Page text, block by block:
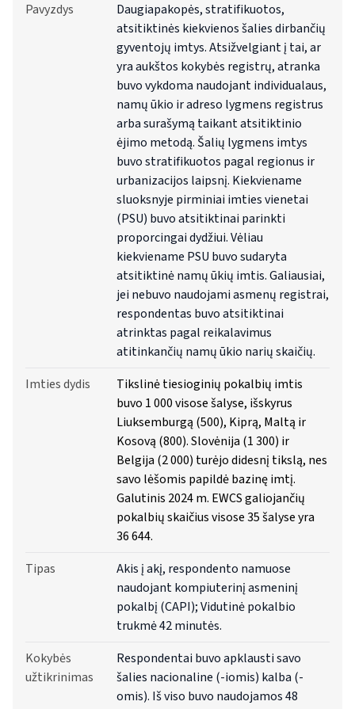
Pavyzdys
Daugiapakopės, stratifikuotos,
atsitiktinės kiekvienos šalies dirbančių
gyventojų imtys. Atsižvelgiant į tai, ar
yra aukštos kokybės registrų, atranka
buvo vykdoma naudojant individualaus,
namų ūkio ir adreso lygmens registrus
arba surašymą taikant atsitiktinio
ėjimo metodą. Šalių lygmens imtys
buvo stratifikuotos pagal regionus ir
urbanizacijos laipsnį. Kiekviename
sluoksnyje pirminiai imties vienetai
(PSU) buvo atsitiktinai parinkti
proporcingai dydžiui. Vėliau
kiekviename PSU buvo sudaryta
atsitiktinė namų ūkių imtis. Galiausiai,
jei nebuvo naudojami asmenų registrai,
respondentas buvo atsitiktinai
atrinktas pagal reikalavimus
atitinkančių namų ūkio narių skaičių.
Imties dydis
Tikslinė tiesioginių pokalbių imtis
buvo 1 000 visose šalyse, išskyrus
Liuksemburgą (500), Kiprą, Maltą ir
Kosovą (800). Slovėnija (1 300) ir
Belgija (2 000) turėjo didesnį tikslą, nes
savo lėšomis papildė bazinę imtį.
Galutinis 2024 m. EWCS galiojančių
pokalbių skaičius visose 35 šalyse yra
36 644.
Tipas
Akis į akį, respondento namuose
naudojant kompiuterinį asmeninį
pokalbį (CAPI); Vidutinė pokalbio
trukmė 42 minutės.
Kokybės
užtikrinimas
Respondentai buvo apklausti savo
šalies nacionaline (-iomis) kalba (-
omis). Iš viso buvo naudojamos 48